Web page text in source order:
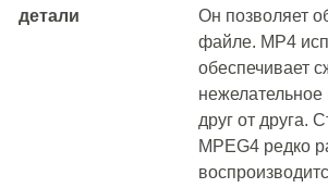
детали
Он позволяет
файле. MP4
обеспечивает
друг от друга.
MPEG4 редко